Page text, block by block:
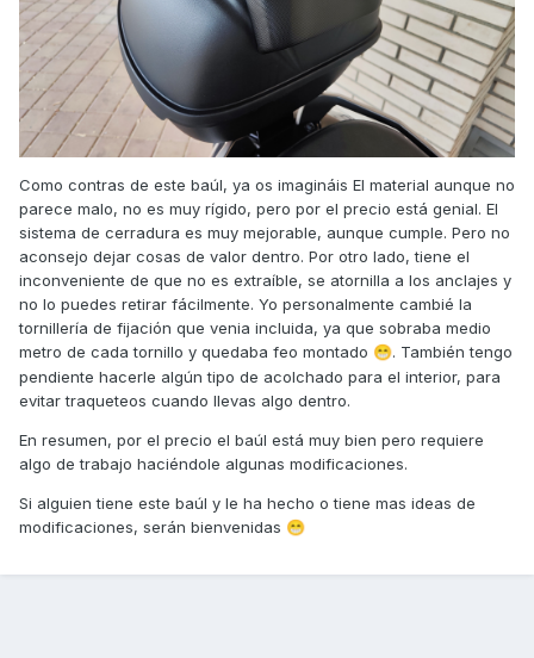
Como contras de este baúl, ya os imagináis El material aunque no
parece malo, no es muy rígido, pero por el precio está genial. El
sistema de cerradura es muy mejorable, aunque cumple. Pero no
aconsejo dejar cosas de valor dentro. Por otro lado, tiene el
inconveniente de que no es extraíble, se atornilla a los anclajes y
no lo puedes retirar fácilmente. Yo personalmente cambié la
tornillería de fijación que venia incluida, ya que sobraba medio
metro de cada tornillo y quedaba feo montado 😁. También tengo
pendiente hacerle algún tipo de acolchado para el interior, para
evitar traqueteos cuando llevas algo dentro.
En resumen, por el precio el baúl está muy bien pero requiere
algo de trabajo haciéndole algunas modificaciones.
Si alguien tiene este baúl y le ha hecho o tiene mas ideas de
modificaciones, serán bienvenidas 😁